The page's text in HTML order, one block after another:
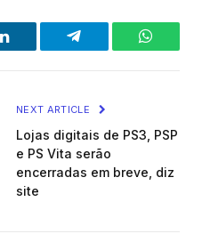
LinkedIn Telegram
NEXT ARTICLE
Lojas digitais de PS3, PSP
e PS Vita serão
encerradas em breve, diz
site